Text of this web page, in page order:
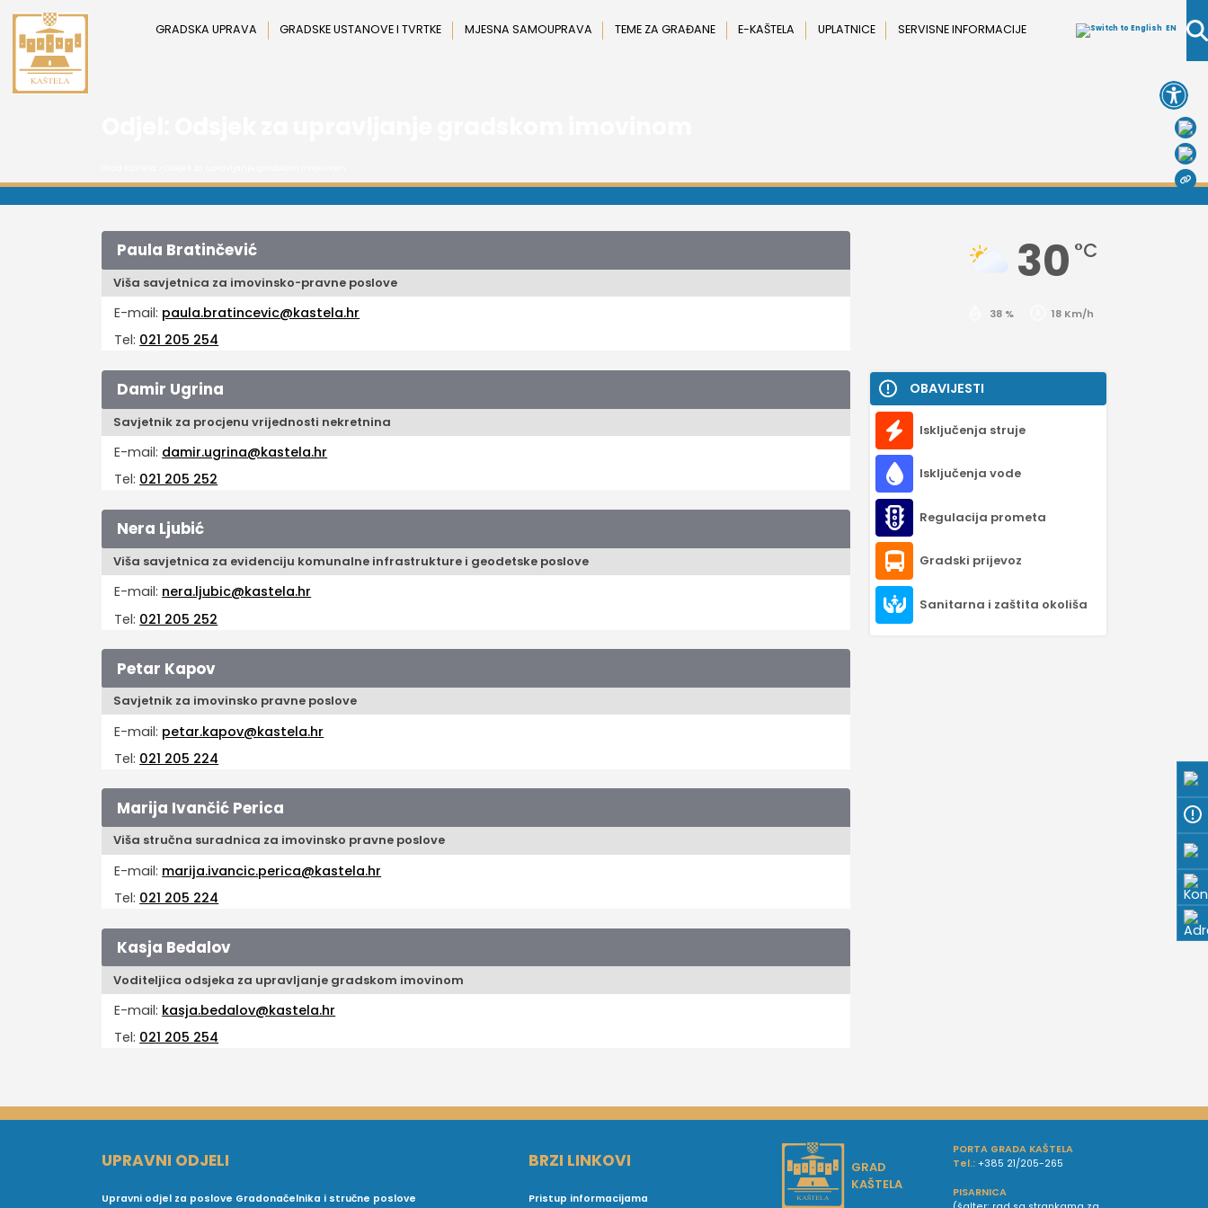
Preskoči
sadržaj
GRADSKA UPRAVA GRADSKE USTANOVE I TVRTKE MJESNA SAMOUPRAVA TEME ZA GRAĐANE E-KAŠTELA UPLATNICE SERVISNE INFORMACIJE EN
Paula Bratinčević
Viša savjetnica za imovinsko-pravne poslove
E-mail: paula.bratincevic@kastela.hr
Tel: 021 205 254
Damir Ugrina
Savjetnik za procjenu vrijednosti nekretnina
E-mail: damir.ugrina@kastela.hr
Tel: 021 205 252
Nera Ljubić
Viša savjetnica za evidenciju komunalne infrastrukture i geodetske poslove
E-mail: nera.ljubic@kastela.hr
Tel: 021 205 252
Petar Kapov
Savjetnik za imovinsko pravne poslove
E-mail: petar.kapov@kastela.hr
Tel: 021 205 224
Marija Ivančić Perica
Viša stručna suradnica za imovinsko pravne poslove
E-mail: marija.ivancic.perica@kastela.hr
Tel: 021 205 224
Kasja Bedalov
Voditeljica odsjeka za upravljanje gradskom imovinom
E-mail: kasja.bedalov@kastela.hr
Tel: 021 205 254
30 °C
38 % 18 Km/h
OBAVIJESTI
Isključenja struje
Isključenja vode
Regulacija prometa
Gradski prijevoz
Sanitarna i zaštita okoliša
UPRAVNI ODJELI
Upravni odjel za poslove Gradonačelnika i stručne poslove
BRZI LINKOVI
Pristup informacijama
GRAD
KAŠTELA
PORTA GRADA KAŠTELA
Tel.: +385 21/205-265
PISARNICA